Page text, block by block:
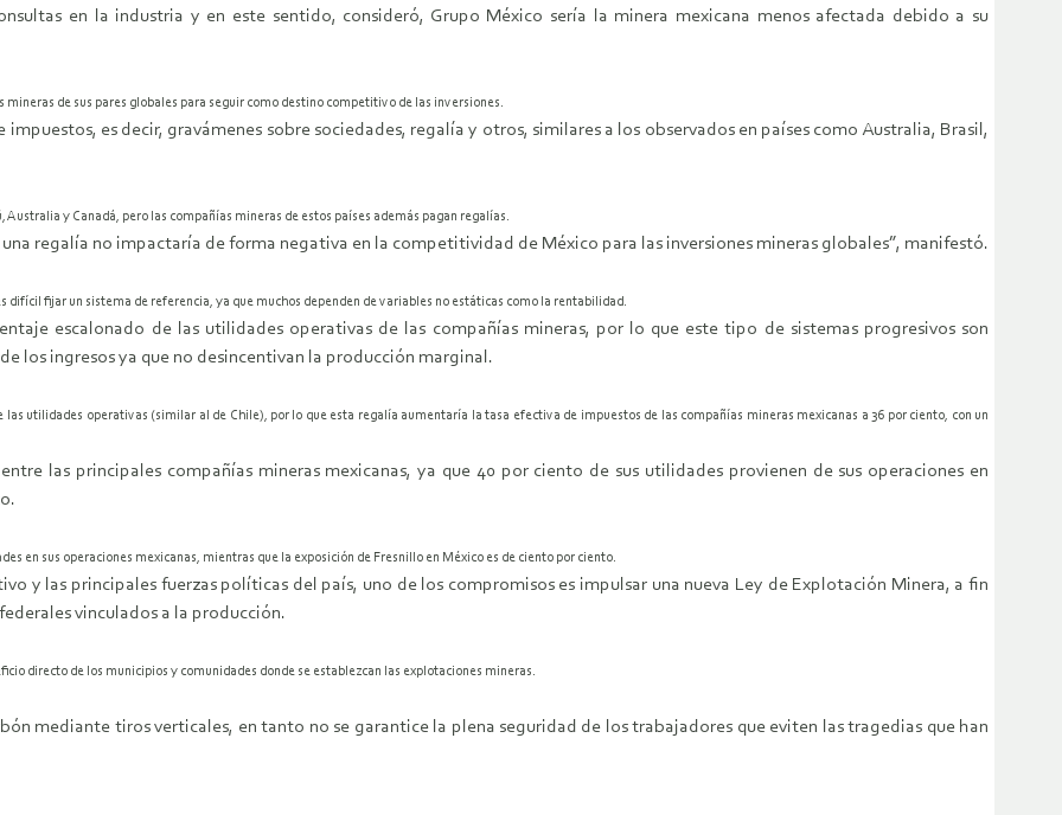
en la industria y en este sentido, consideró, Grupo México sería la minera mexicana menos afectada debido a su
de sus pares globales para seguir como destino competitivo de las inversiones.
es decir, gravámenes sobre sociedades, regalía y otros, similares a los observados en países como Australia, Brasil,
y Canadá, pero las compañías mineras de estos países además pagan regalías.
regalía no impactaría de forma negativa en la competitividad de México para las inversiones mineras globales”, manifestó.
fijar un sistema de referencia, ya que muchos dependen de variables no estáticas como la rentabilidad.
escalonado de las utilidades operativas de las compañías mineras, por lo que este tipo de sistemas progresivos son
los ingresos ya que no desincentivan la producción marginal.
utilidades operativas (similar al de Chile), por lo que esta regalía aumentaría la tasa efectiva de impuestos de las compañías mineras mexicanas a 36 por ciento, con un
las principales compañías mineras mexicanas, ya que 40 por ciento de sus utilidades provienen de sus operaciones en
en sus operaciones mexicanas, mientras que la exposición de Fresnillo en México es de ciento por ciento.
y las principales fuerzas políticas del país, uno de los compromisos es impulsar una nueva Ley de Explotación Minera, a fin
vinculados a la producción.
directo de los municipios y comunidades donde se establezcan las explotaciones mineras.
mediante tiros verticales, en tanto no se garantice la plena seguridad de los trabajadores que eviten las tragedias que han